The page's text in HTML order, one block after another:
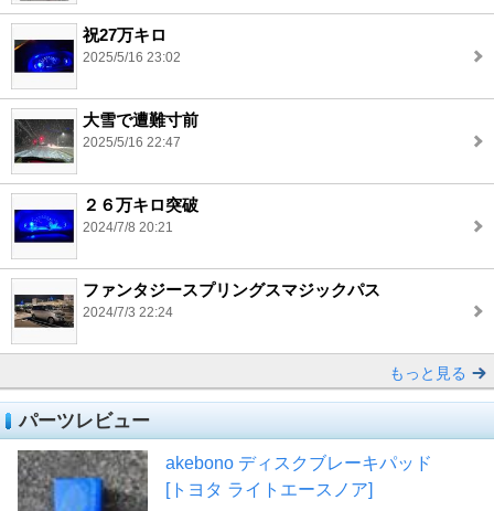
祝27万キロ
2025/5/16 23:02
大雪で遭難寸前
2025/5/16 22:47
２６万キロ突破
2024/7/8 20:21
ファンタジースプリングスマジックパス
2024/7/3 22:24
もっと見る
パーツレビュー
akebono ディスクブレーキパッド
[トヨタ ライトエースノア]